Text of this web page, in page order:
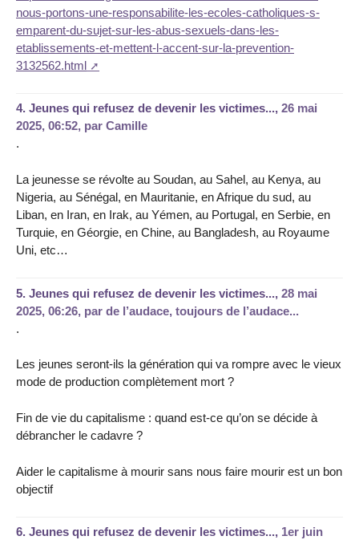
nous-portons-une-responsabilite-les-ecoles-catholiques-s-
emparent-du-sujet-sur-les-abus-sexuels-dans-les-
etablissements-et-mettent-l-accent-sur-la-prevention-
3132562.html
4. Jeunes qui refusez de devenir les victimes..., 26 mai
2025, 06:52, par Camille
.
La jeunesse se révolte au Soudan, au Sahel, au Kenya, au
Nigeria, au Sénégal, en Mauritanie, en Afrique du sud, au
Liban, en Iran, en Irak, au Yémen, au Portugal, en Serbie, en
Turquie, en Géorgie, en Chine, au Bangladesh, au Royaume
Uni, etc…
5. Jeunes qui refusez de devenir les victimes..., 28 mai
2025, 06:26, par de l’audace, toujours de l’audace...
.
Les jeunes seront-ils la génération qui va rompre avec le vieux
mode de production complètement mort ?
Fin de vie du capitalisme : quand est-ce qu’on se décide à
débrancher le cadavre ?
Aider le capitalisme à mourir sans nous faire mourir est un bon
objectif
6. Jeunes qui refusez de devenir les victimes..., 1er juin